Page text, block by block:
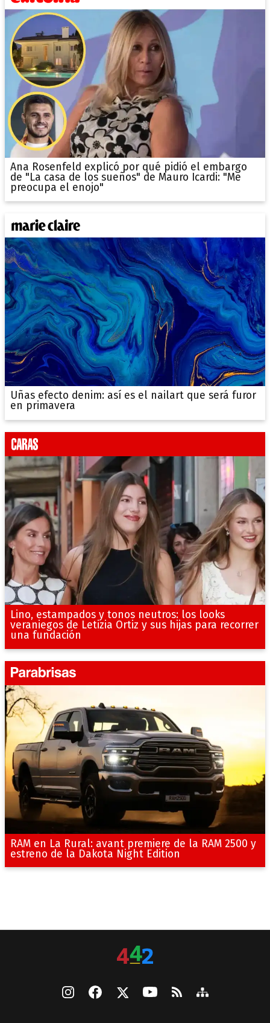
Ana Rosenfeld explicó por qué pidió el embargo
de "La casa de los sueños" de Mauro Icardi: "Me
preocupa el enojo"
Uñas efecto denim: así es el nailart que será furor
en primavera
Lino, estampados y tonos neutros: los looks
veraniegos de Letizia Ortiz y sus hijas para recorrer
una fundación
RAM en La Rural: avant premiere de la RAM 2500 y
estreno de la Dakota Night Edition